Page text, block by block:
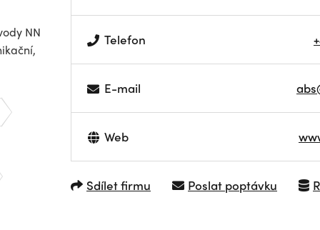
NN
Telefon
E-mail
Web
Sdílet firmu Poslat poptávku